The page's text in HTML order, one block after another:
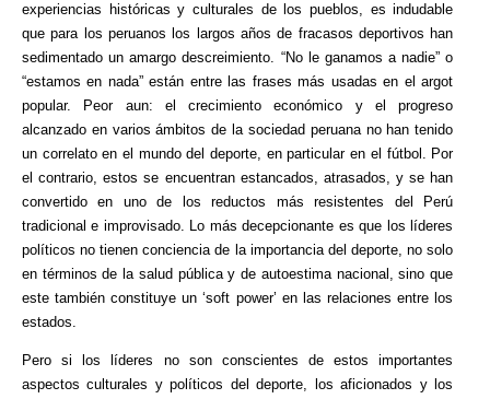
experiencias históricas y culturales de los pueblos, es indudable
que para los peruanos los largos años de fracasos deportivos han
sedimentado un amargo descreimiento. “No le ganamos a nadie” o
“estamos en nada” están entre las frases más usadas en el argot
popular. Peor aun: el crecimiento económico y el progreso
alcanzado en varios ámbitos de la sociedad peruana no han tenido
un correlato en el mundo del deporte, en particular en el fútbol. Por
el contrario, estos se encuentran estancados, atrasados, y se han
convertido en uno de los reductos más resistentes del Perú
tradicional e improvisado. Lo más decepcionante es que los líderes
políticos no tienen conciencia de la importancia del deporte, no solo
en términos de la salud pública y de autoestima nacional, sino que
este también constituye un ‘soft power’ en las relaciones entre los
estados.
Pero si los líderes no son conscientes de estos importantes
aspectos culturales y políticos del deporte, los aficionados y los